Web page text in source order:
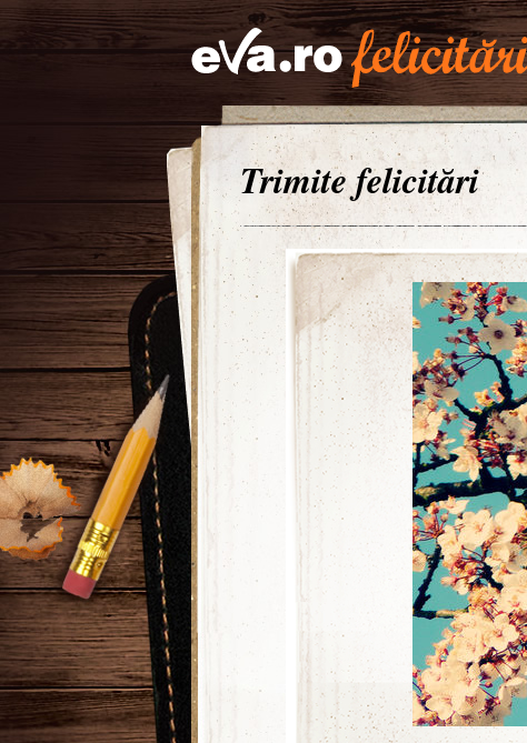
Trimite felicitări